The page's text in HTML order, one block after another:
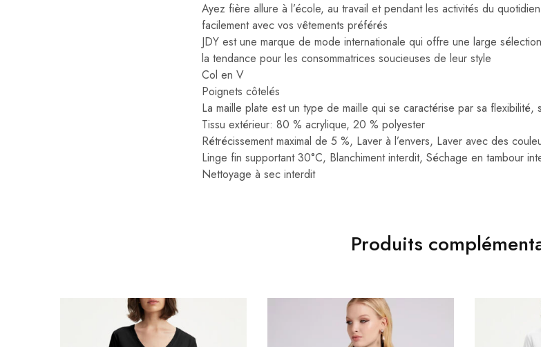
Ayez fière allure à l’école, au travail et pendant les activités du
facilement avec vos vêtements préférés
JDY est une marque de mode internationale qui offre une large
la tendance pour les consommatrices soucieuses de leur style
Col en V
Poignets côtelés
La maille plate est un type de maille qui se caractérise par sa
Tissu extérieur: 80 % acrylique, 20 % polyester
Rétrécissement maximal de 5 %, Laver à l’envers, Laver avec des
Linge fin supportant 30°C, Blanchiment interdit, Séchage en tambour
Nettoyage à sec interdit
Produits